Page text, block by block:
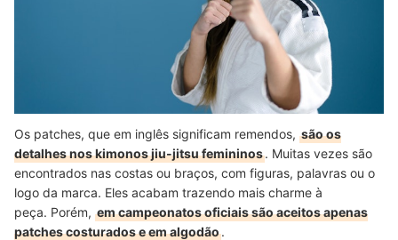
Os patches, que em inglês significam remendos, são os
detalhes nos kimonos jiu-jitsu femininos. Muitas vezes são
encontrados nas costas ou braços, com figuras, palavras ou o
logo da marca. Eles acabam trazendo mais charme à
peça. Porém, em campeonatos oficiais são aceitos apenas
patches costurados e em algodão.